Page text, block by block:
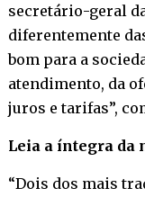
secretário-geral
diferentemente
bom para a
atendimento, da
juros e tarifas”,
Leia a íntegra da
“Dois dos mais